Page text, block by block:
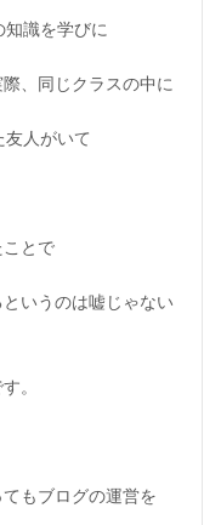
識を学びに
、同じクラスの中に
人がいて
とで
いうのは嘘じゃない
。
もブログの運営を